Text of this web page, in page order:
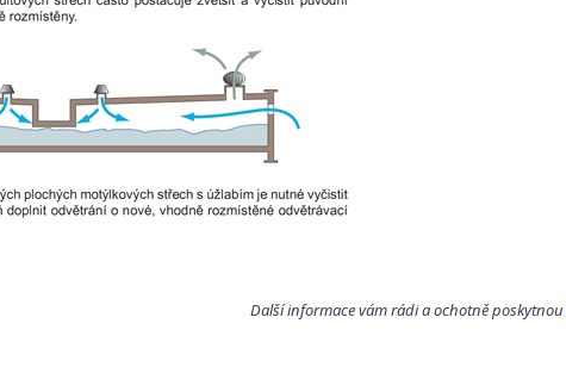
Další informace vám rádi a ochotně poskytnou